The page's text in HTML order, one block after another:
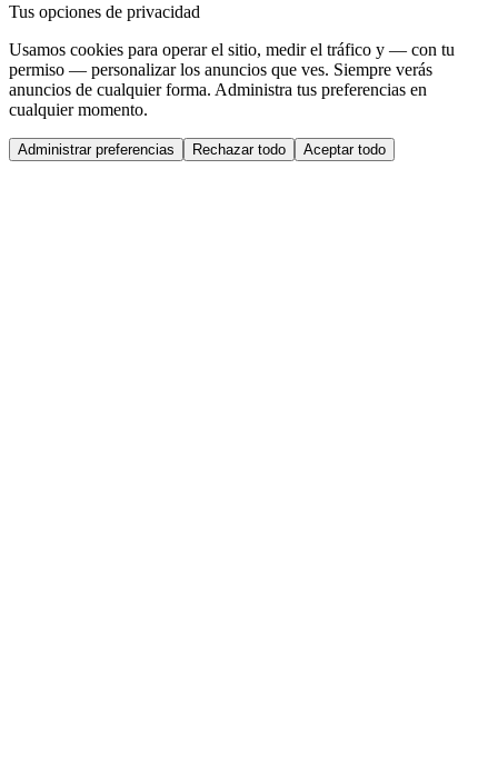
Tus opciones de privacidad
Usamos cookies para operar el sitio, medir el tráfico y — con tu
permiso — personalizar los anuncios que ves. Siempre verás
anuncios de cualquier forma. Administra tus preferencias en
cualquier momento.
Administrar preferencias Rechazar todo Aceptar todo